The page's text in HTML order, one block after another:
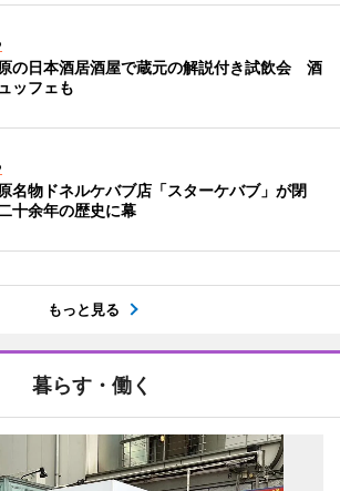
の日本酒居酒屋で蔵元の解説付き試飲会 酒
ッフェも
名物ドネルケバブ店「スターケバブ」が閉
十余年の歴史に幕
もっと見る
暮らす・働く